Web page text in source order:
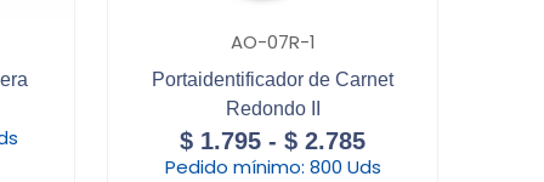
AO-07R-1
Portaidentificador de Carnet
Redondo II
$ 1.795 - $ 2.785
Pedido mínimo: 800 Uds